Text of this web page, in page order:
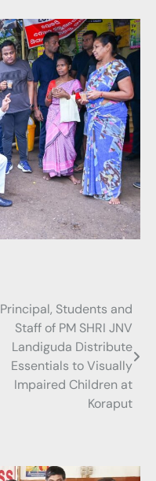
Principal, Students and
Staff of PM SHRI JNV
Landiguda Distribute
Essentials to Visually
Impaired Children at
Koraput